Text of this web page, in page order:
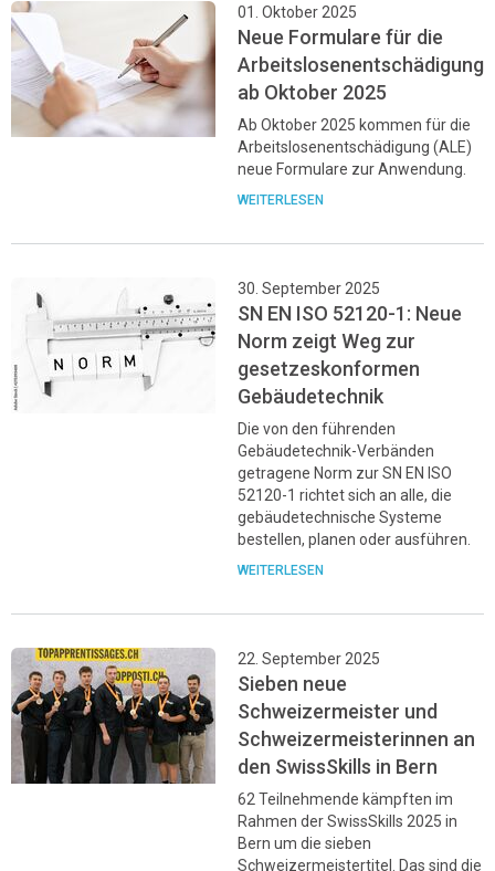
01. Oktober 2025
Neue Formulare für die
Arbeitslosenentschädigung
ab Oktober 2025
Ab Oktober 2025 kommen für die
Arbeitslosenentschädigung (ALE)
neue Formulare zur Anwendung.
WEITERLESEN
30. September 2025
SN EN ISO 52120-1: Neue
Norm zeigt Weg zur
gesetzeskonformen
Gebäudetechnik
Die von den führenden
Gebäudetechnik-Verbänden
getragene Norm zur SN EN ISO
52120-1 richtet sich an alle, die
gebäudetechnische Systeme
bestellen, planen oder ausführen.
WEITERLESEN
22. September 2025
Sieben neue
Schweizermeister und
Schweizermeisterinnen an
den SwissSkills in Bern
62 Teilnehmende kämpften im
Rahmen der SwissSkills 2025 in
Bern um die sieben
Schweizermeistertitel. Das sind die